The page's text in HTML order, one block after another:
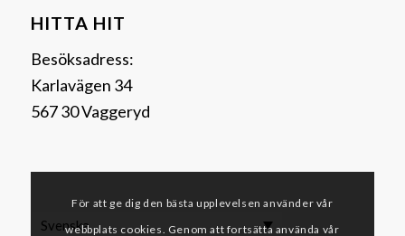
HITTA HIT
Besöksadress:
Karlavägen 34
567 30 Vaggeryd
Svenska
För att ge dig den bästa upplevelsen använder vår
webbplats cookies. Genom att fortsätta använda vår